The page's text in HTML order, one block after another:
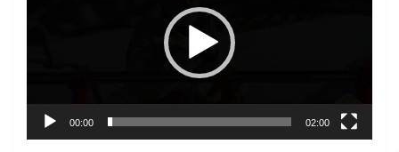
00:00 02:00